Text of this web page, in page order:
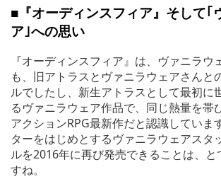
■『オーディンスフィア』そして｢
ア｣への思い
『オーディンスフィア』は、ヴァニラウ
も、旧アトラスとヴァニラウェアさんと
ルでしたし、新生アトラスとして最初に
るヴァニラウェア作品で、同じ熱量を帯
アクションRPG最新作だと認識していま
ターをはじめとするヴァニラウェアスタ
ルを2016年に再び発売できることは、
すね。